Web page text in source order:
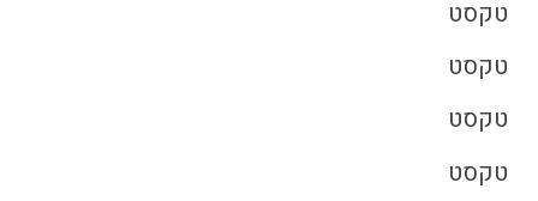
טקסט
טקסט
טקסט
טקסט